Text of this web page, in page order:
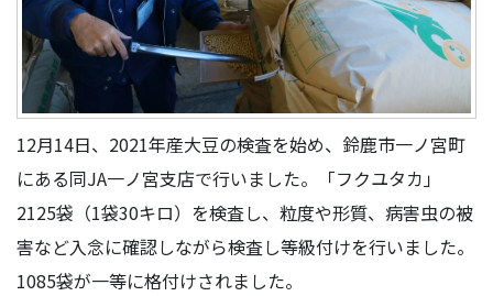
12月14日、2021年産大豆の検査を始め、鈴鹿市一ノ宮町
にある同JA一ノ宮支店で行いました。「フクユタカ」
2125袋（1袋30キロ）を検査し、粒度や形質、病害虫の被
害など入念に確認しながら検査し等級付けを行いました。
1085袋が一等に格付けされました。